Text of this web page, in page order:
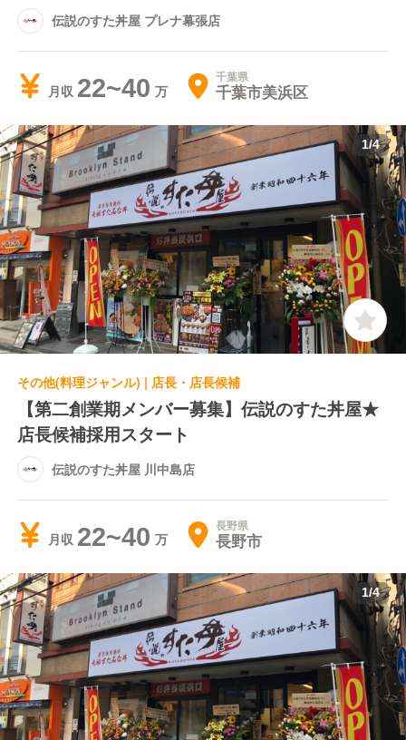
伝説のすた丼屋 プレナ幕張店
月収 22~40 千葉県
千葉市美浜区
1/4
その他(料理ジャンル) | 店長・店長候補
【第二創業期メンバー募集】伝説のすた丼屋★
店長候補採用スタート
伝説のすた丼屋 川中島店
月収 22~40 長野県
長野市
1/4